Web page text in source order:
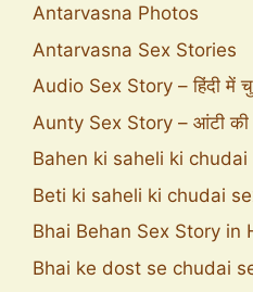
Antarvasna Photos
Antarvasna Sex Stories
Audio Sex Story – हिंदी में
Aunty Sex Story – आंटी की
Bahen ki saheli ki
Beti ki saheli ki chudai
Bhai Behan Sex Story in
Bhai ke dost se chudai